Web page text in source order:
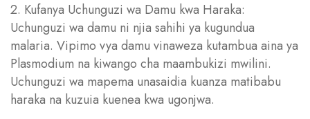
2. Kufanya Uchunguzi wa Damu kwa Haraka:
Uchunguzi wa damu ni njia sahihi ya kugundua
malaria. Vipimo vya damu vinaweza kutambua aina ya
Plasmodium na kiwango cha maambukizi mwilini.
Uchunguzi wa mapema unasaidia kuanza matibabu
haraka na kuzuia kuenea kwa ugonjwa.